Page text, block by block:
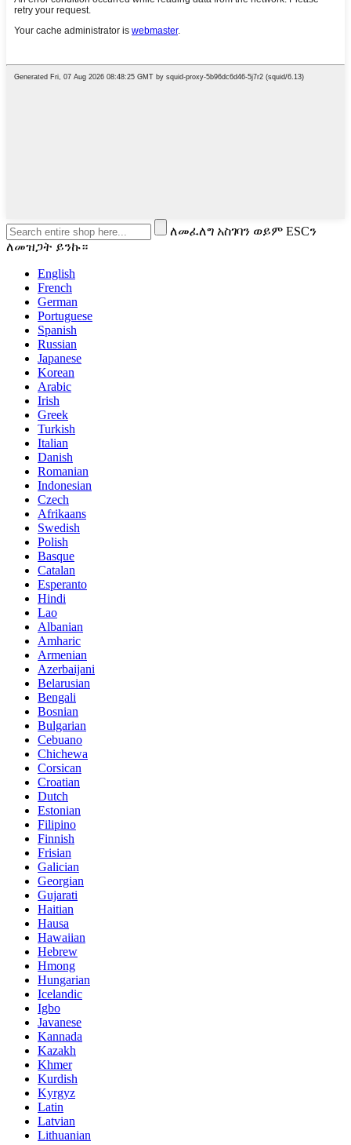
ለመፈለግ አስገባን ወይም ESCን
ለመዝጋት ይንኩ።
English
French
German
Portuguese
Spanish
Russian
Japanese
Korean
Arabic
Irish
Greek
Turkish
Italian
Danish
Romanian
Indonesian
Czech
Afrikaans
Swedish
Polish
Basque
Catalan
Esperanto
Hindi
Lao
Albanian
Amharic
Armenian
Azerbaijani
Belarusian
Bengali
Bosnian
Bulgarian
Cebuano
Chichewa
Corsican
Croatian
Dutch
Estonian
Filipino
Finnish
Frisian
Galician
Georgian
Gujarati
Haitian
Hausa
Hawaiian
Hebrew
Hmong
Hungarian
Icelandic
Igbo
Javanese
Kannada
Kazakh
Khmer
Kurdish
Kyrgyz
Latin
Latvian
Lithuanian